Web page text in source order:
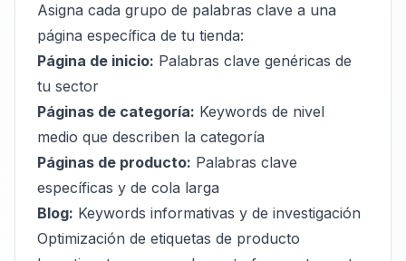
Asigna cada grupo de palabras clave a una
página específica de tu tienda:
Página de inicio: Palabras clave genéricas de
tu sector
Páginas de categoría: Keywords de nivel
medio que describen la categoría
Páginas de producto: Palabras clave
específicas y de cola larga
Blog: Keywords informativas y de investigación
Optimización de etiquetas de producto